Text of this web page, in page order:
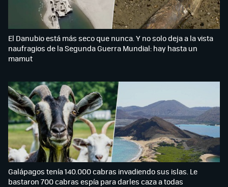
El Danubio está más seco que nunca. Y no solo deja a la vista
naufragios de la Segunda Guerra Mundial: hay hasta un
mamut
Galápagos tenía 140.000 cabras invadiendo sus islas. Le
bastaron 700 cabras espía para darles caza a todas